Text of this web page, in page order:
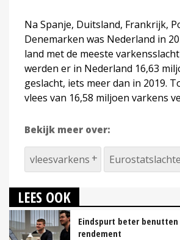
Na Spanje, Duitsland, Frankrijk,
Denemarken was Nederland in
land met de meeste
werden er in Nederland 16,63
geslacht, iets meer dan in 2019.
vlees van 16,58 miljoen varkens
Bekijk meer over:
vleesvarkens
LEES OOK
Eindspurt beter
rendement